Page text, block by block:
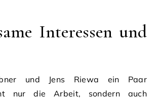
Interessen und
und Jens Riewa ein Paar
nur die Arbeit, sondern auch